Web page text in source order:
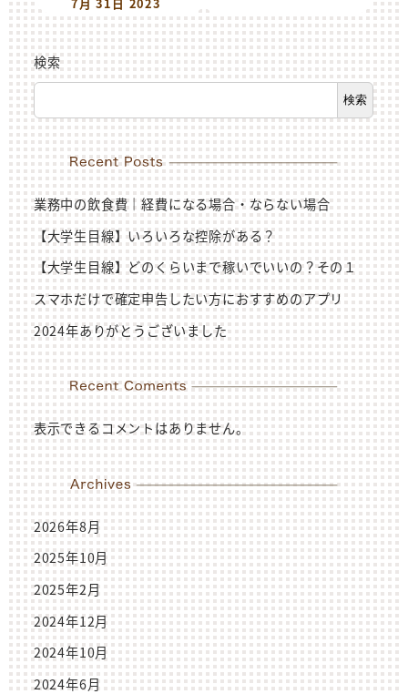
検索
検索
業務中の飲食費｜経費になる場合・ならない場合
【大学生目線】いろいろな控除がある？
【大学生目線】どのくらいまで稼いでいいの？その１
スマホだけで確定申告したい方におすすめのアプリ
2024年ありがとうございました
表示できるコメントはありません。
2026年8月
2025年10月
2025年2月
2024年12月
2024年10月
2024年6月